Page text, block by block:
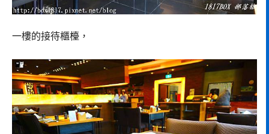
一樓的接待櫃檯，